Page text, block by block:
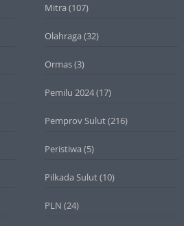
Mitra (107)
Olahraga (32)
Ormas(3)
Pemilu 2024(17)
Pemprov Sulut(216)
Peristiwa (5)
Pilkada Sulut(10)
PLN (24)